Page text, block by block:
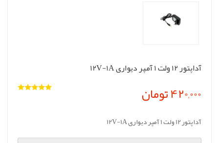
آداپتور 12 ولت 1 آمپر دیواری 12V-1A
420,000 تومان
آداپتور 12 ولت 1 آمپر دیواری 12V-1A